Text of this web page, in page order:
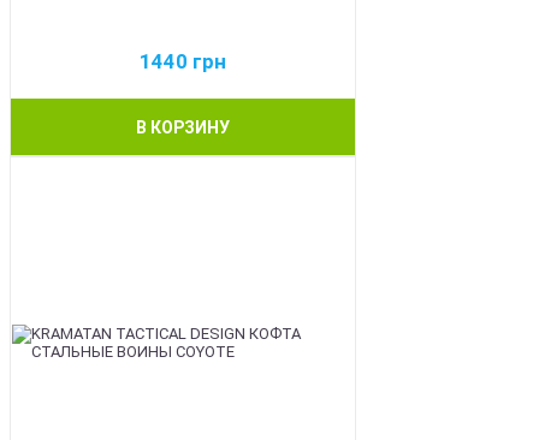
1440 грн
В КОРЗИНУ